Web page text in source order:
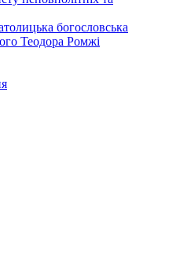
богословська
Теодора Ромжі